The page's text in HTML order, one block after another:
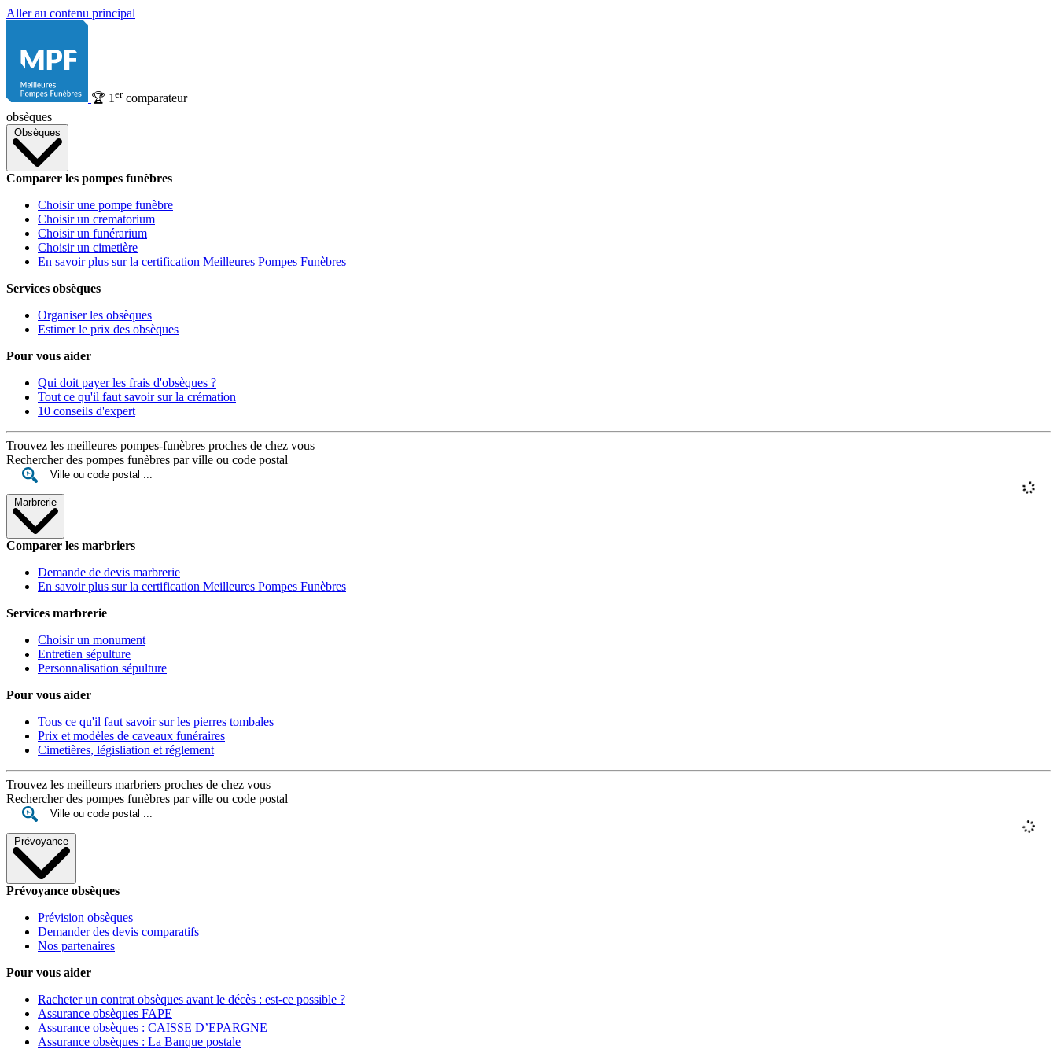
Aller au contenu principal
🏆 1 ercomparateur
obsèques
Obsèques
Comparer les pompes funèbres
Choisir une pompe funèbre
Choisir un crematorium
Choisir un funérarium
Choisir un cimetière
En savoir plus sur la certification Meilleures Pompes Funèbres
Services obsèques
Organiser les obsèques
Estimer le prix des obsèques
Pour vous aider
Qui doit payer les frais d'obsèques ?
Tout ce qu'il faut savoir sur la crémation
10 conseils d'expert
Trouvez les meilleures pompes-funèbres proches de chez vous
Rechercher des pompes funèbres par ville ou code postal
Marbrerie
Comparer les marbriers
Demande de devis marbrerie
En savoir plus sur la certification Meilleures Pompes Funèbres
Services marbrerie
Choisir un monument
Entretien sépulture
Personnalisation sépulture
Pour vous aider
Tous ce qu'il faut savoir sur les pierres tombales
Prix et modèles de caveaux funéraires
Cimetières, législiation et réglement
Trouvez les meilleurs marbriers proches de chez vous
Rechercher des pompes funèbres par ville ou code postal
Prévoyance
Prévoyance obsèques
Prévision obsèques
Demander des devis comparatifs
Nos partenaires
Pour vous aider
Racheter un contrat obsèques avant le décès : est-ce possible ?
Assurance obsèques FAPE
Assurance obsèques : CAISSE D’EPARGNE
Assurance obsèques : La Banque postale